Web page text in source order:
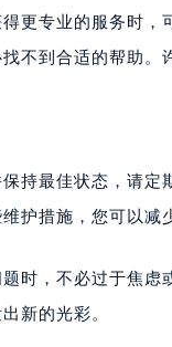
更专业的服务时
不到合适的帮助。
持最佳状态，请
护措施，您可以减
时，不必过于焦
新的光彩。